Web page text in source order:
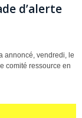
d’alerte
annoncé, vendredi, le
comité ressource en